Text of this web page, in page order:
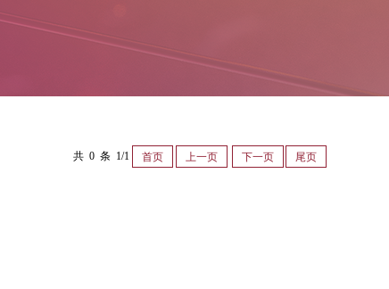
共 0 条 1/1 首页 上一页 下一页 尾页